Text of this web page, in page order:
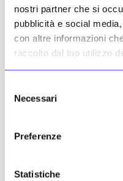
nostri partner che si
pubblicità e social
con altre informazioni
raccolto dal tuo utilizzo
delNecessari
Preferenze
Statistiche
più duraturo
i «
piedi nel posto
volta alle prese con
convenzioni del genere
».
sedia a rotelle può